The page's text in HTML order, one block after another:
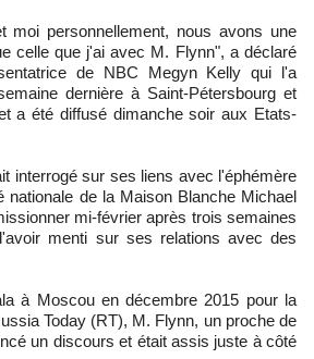
moi personnellement, nous avons une
celle que j'ai avec M. Flynn", a déclaré
de NBC Megyn Kelly qui l'a
dernière à Saint-Pétersbourg et
a été diffusé dimanche soir aux Etats-
interrogé sur ses liens avec l'éphémère
nationale de la Maison Blanche Michael
mi-février après trois semaines
menti sur ses relations avec des
à Moscou en décembre 2015 pour la
Today (RT), M. Flynn, un proche de
un discours et était assis juste à côté